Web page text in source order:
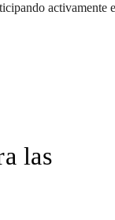
activamente
las